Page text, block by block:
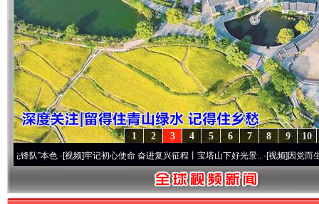
10
9
8
7
6
5
4
3
2
1
”本色·[视频]牢记初心使命 奋进复兴征程丨宝塔山下好光景..·[视频]因党而生 为党